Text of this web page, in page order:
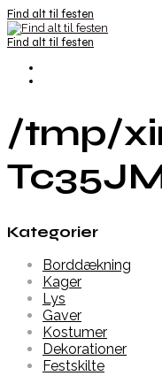
Find alt til festen
Find alt til festen
/tmp/
Kategorier
Borddækning
Kager
Lys
Gaver
Kostumer
Dekorationer
Festskilte